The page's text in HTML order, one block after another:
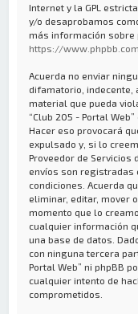
Internet y la GPL
y/o desaprobamos
más información sobre
https://
Acuerda no enviar
difamatorio, indecente,
material que pueda
“Club 205 - Portal
Hacer eso provocará
expulsado y, si lo
Proveedor de Servicios
envíos son registradas
condiciones. Acuerda
eliminar, editar, mover
momento que lo
cualquier información
una base de datos.
con ninguna tercera
Portal Web” ni phpBB
cualquier intento de
comprometidos.